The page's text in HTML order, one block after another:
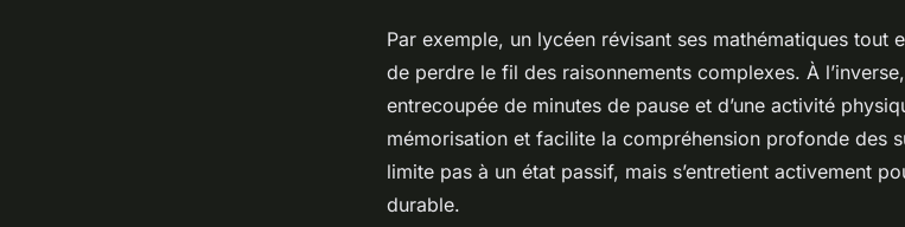
Par exemple, un lycéen révisant ses mathématiques tout
de perdre le fil des raisonnements complexes. À
entrecoupée de minutes de pause et d’une activité
mémorisation et facilite la compréhension profonde des
limite pas à un état passif, mais s’entretient activement
durable.